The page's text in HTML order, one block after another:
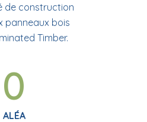
de construction
panneaux bois
Timber.
0
ALÉA